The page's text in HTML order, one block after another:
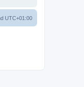
UTC+01:00